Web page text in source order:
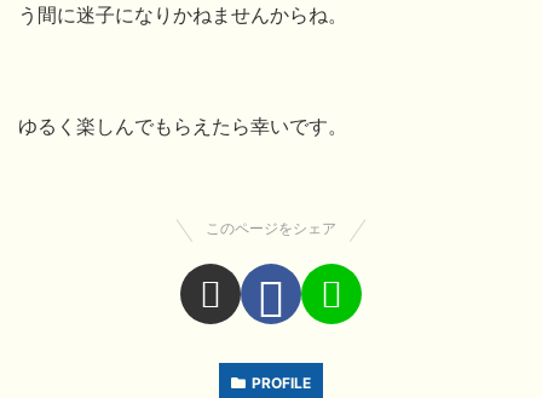
う間に迷子になりかねませんからね。
ゆるく楽しんでもらえたら幸いです。
このページをシェア
PROFILE